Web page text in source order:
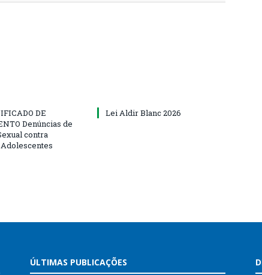
DE
Denúncias de
contra
Lei Aldir Blanc 2026
ÚLTIMAS PUBLICAÇÕES